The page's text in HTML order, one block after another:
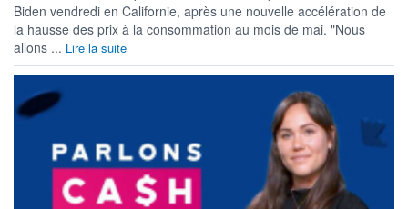
Biden vendredi en Californie, après une nouvelle accélération de
la hausse des prix à la consommation au mois de mai. "Nous
allons ... Lire la suite